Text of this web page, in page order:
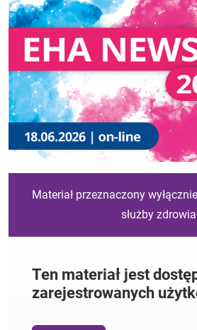
Materiał przeznaczony
służby zdrowia
Ten materiał jest
zarejestrowanych